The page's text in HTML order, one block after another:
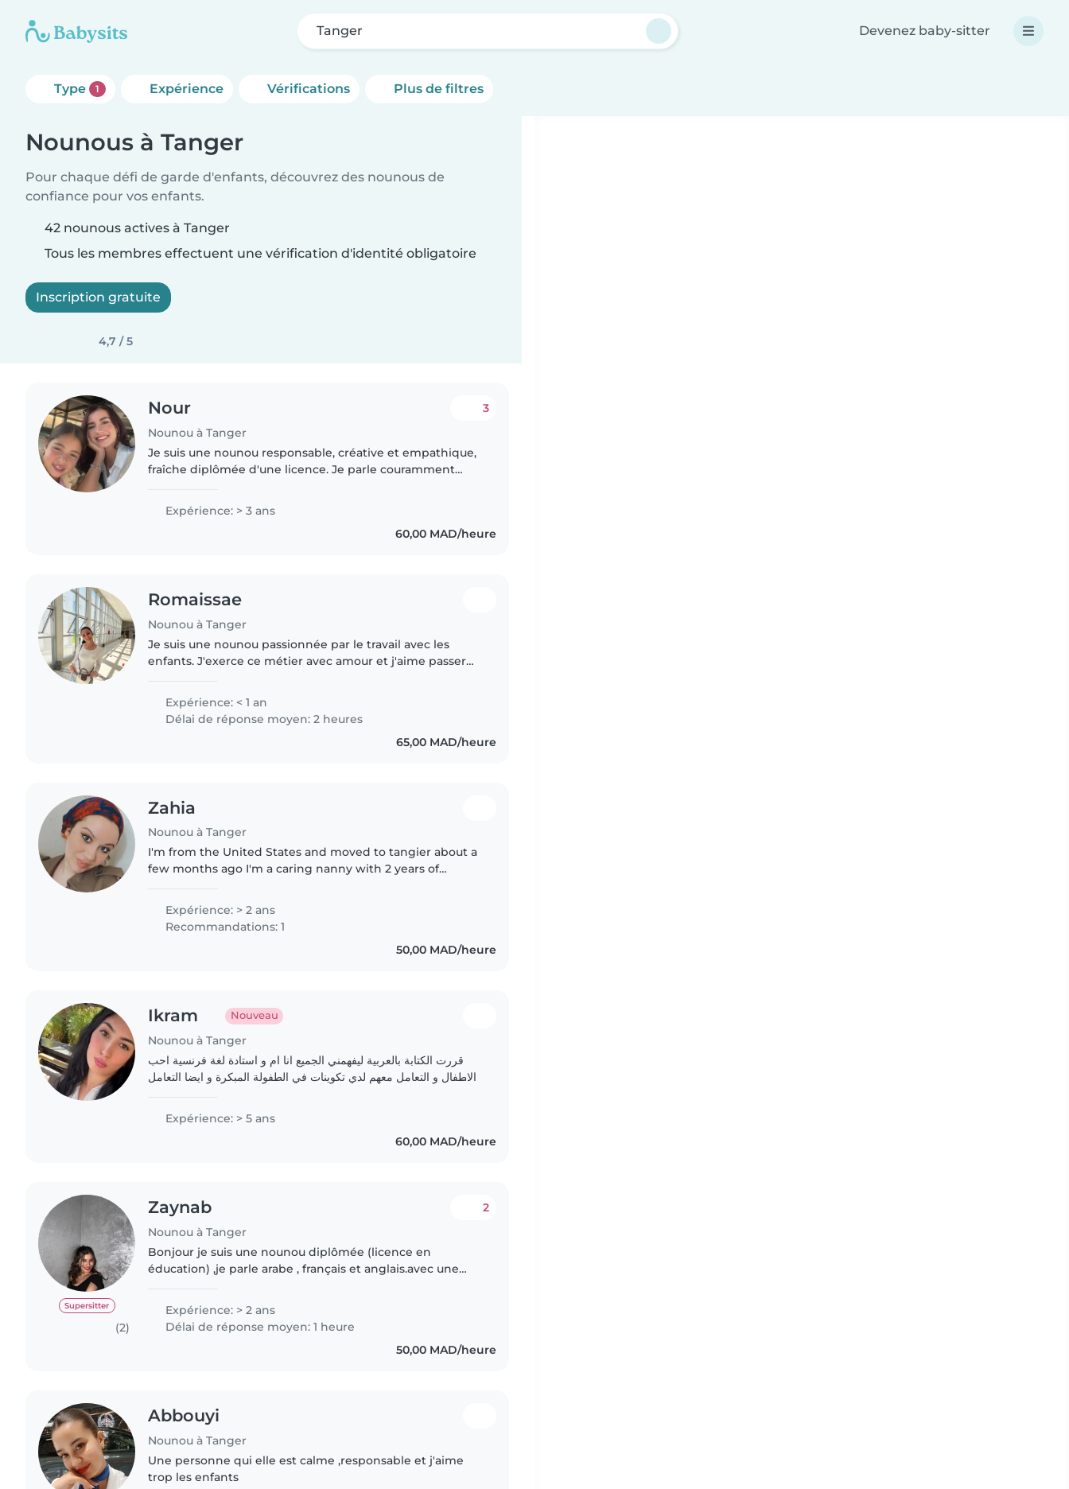
Tanger Devenez baby-sitter
Type 1 Expérience Vérifications Plus de filtres
Nounous à Tanger
Pour chaque défi de garde d'enfants, découvrez des nounous de
confiance pour vos enfants.
42 nounous actives à Tanger
Tous les membres effectuent une vérification d'identité obligatoire
Inscription gratuite
4,7 / 5
Nour
Nounou à Tanger
3
Je suis une nounou responsable, créative et empathique,
fraîche diplômée d'une licence. Je parle couramment
l'expérience avec..
Expérience: > 3 ans
60,00 MAD/heure
Romaissae
Nounou à Tanger
Je suis une nounou passionnée par le travail avec les
enfants. J'exerce ce métier avec amour et j'aime passer
Expérience: < 1 an
Délai de réponse moyen: 2 heures
65,00 MAD/heure
Zahia
Nounou à Tanger
I'm from the United States and moved to tangier about a
few months ago I'm a caring nanny with 2 years of
passionate about creative..
Expérience: > 2 ans
Recommandations: 1
50,00 MAD/heure
Ikram Nouveau
Nounou à Tanger
قررت الكتابة بالعربية ليفهمني الجميع انا ام و استادة لغة فرنسية احب
الاطفال و التعامل معهم لدي تكوينات في الطفولة المبكرة و ايضا التعامل
Expérience: > 5 ans
60,00 MAD/heure
Supersitter
(2)
Zaynab
Nounou à Tanger
2
Bonjour je suis une nounou diplômée (licence en
éducation) ,je parle arabe , français et anglais.avec une
(les soirs,les weekends,les..
Expérience: > 2 ans
Délai de réponse moyen: 1 heure
50,00 MAD/heure
Abbouyi
Nounou à Tanger
Une personne qui elle est calme ,responsable et j'aime
trop les enfants